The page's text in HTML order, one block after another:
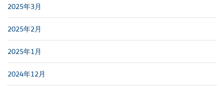
2025年3月
2025年2月
2025年1月
2024年12月